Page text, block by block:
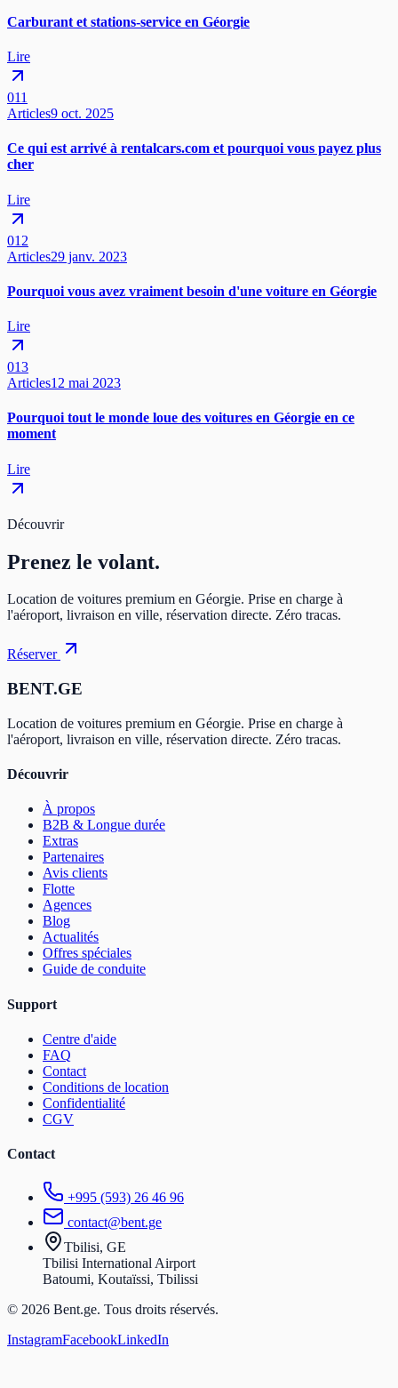
Carburant et stations-service en Géorgie
Lire
011
Articles9 oct. 2025
Ce qui est arrivé à rentalcars.com et pourquoi vous payez plus
cher
Lire
012
Articles29 janv. 2023
Pourquoi vous avez vraiment besoin d'une voiture en Géorgie
Lire
013
Articles12 mai 2023
Pourquoi tout le monde loue des voitures en Géorgie en ce
moment
Lire
Découvrir
Prenez le volant.
Location de voitures premium en Géorgie. Prise en charge à
l'aéroport, livraison en ville, réservation directe. Zéro tracas.
Réserver
BENT.GE
Location de voitures premium en Géorgie. Prise en charge à
l'aéroport, livraison en ville, réservation directe. Zéro tracas.
Découvrir
À propos
B2B & Longue durée
Extras
Partenaires
Avis clients
Flotte
Agences
Blog
Actualités
Offres spéciales
Guide de conduite
Support
Centre d'aide
FAQ
Contact
Conditions de location
Confidentialité
CGV
Contact
+995 (593) 26 46 96
contact@bent.ge
Tbilisi, GE
Tbilisi International Airport
Batoumi, Koutaïssi, Tbilissi
© 2026 Bent.ge. Tous droits réservés.
InstagramFacebookLinkedIn